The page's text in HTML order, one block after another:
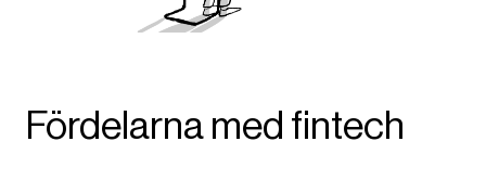
Fördelarna med fintech